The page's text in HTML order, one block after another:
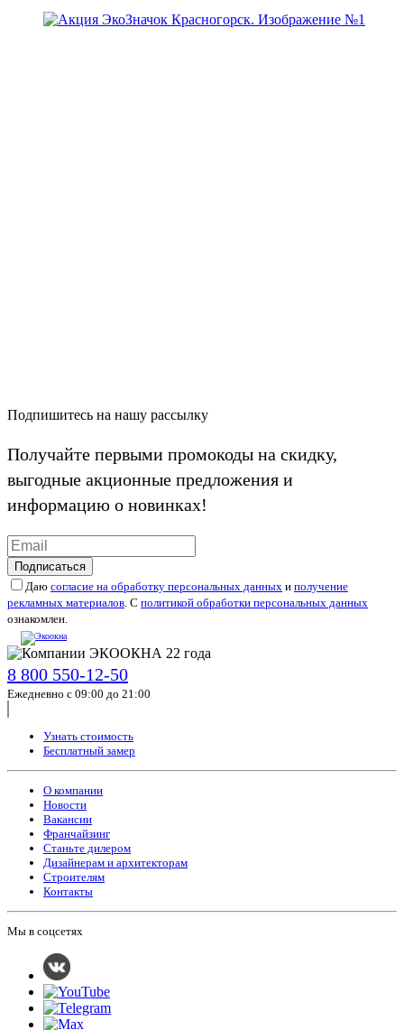
Подпишитесь на нашу рассылку
Получайте первыми промокоды на скидку,
выгодные акционные предложения и
информацию о новинках!
Подписаться
Даю согласие на обработку персональных данных и получение
рекламных материалов. С политикой обработки персональных данных
ознакомлен.
8 800 550-12-50
Ежедневно с 09:00 до 21:00
Узнать стоимость
Бесплатный замер
О компании
Новости
Вакансии
Франчайзинг
Станьте дилером
Дизайнерам и архитекторам
Строителям
Контакты
Мы в соцсетях